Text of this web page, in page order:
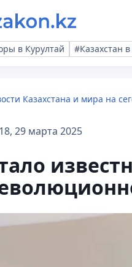
в Курултай #Казахстан
Казахстана и мира на
29 марта 2025